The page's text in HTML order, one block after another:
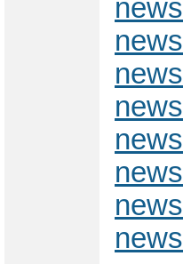
news
news
news
news
news
news
news
news